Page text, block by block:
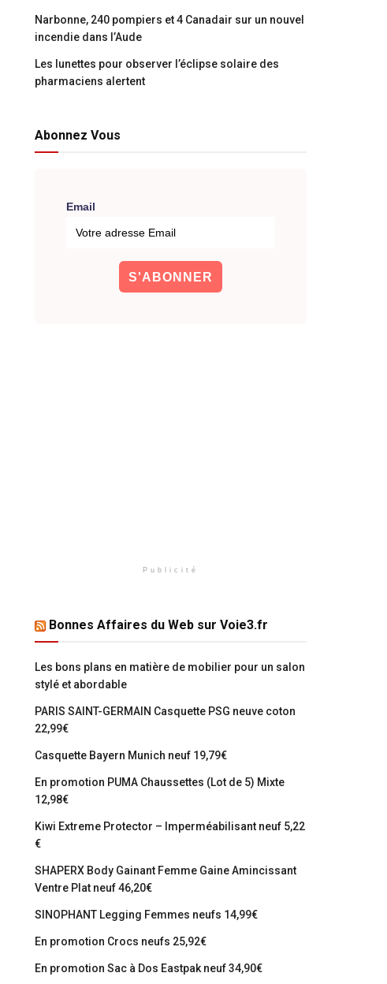
Narbonne, 240 pompiers et 4 Canadair sur un nouvel
incendie dans l’Aude
Les lunettes pour observer l’éclipse solaire des
pharmaciens alertent
Abonnez Vous
Email
Publicité
Bonnes Affaires du Web sur Voie3.fr
Les bons plans en matière de mobilier pour un salon
stylé et abordable
PARIS SAINT-GERMAIN Casquette PSG neuve coton
22,99€
Casquette Bayern Munich neuf 19,79€
En promotion PUMA Chaussettes (Lot de 5) Mixte
12,98€
Kiwi Extreme Protector – Imperméabilisant neuf 5,22
€
SHAPERX Body Gainant Femme Gaine Amincissant
Ventre Plat neuf 46,20€
SINOPHANT Legging Femmes neufs 14,99€
En promotion Crocs neufs 25,92€
En promotion Sac à Dos Eastpak neuf 34,90€